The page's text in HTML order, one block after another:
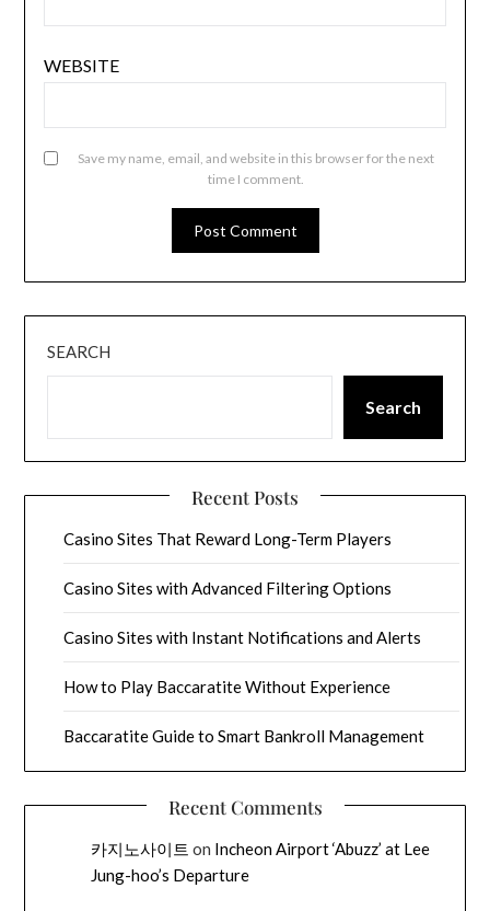
WEBSITE
Save my name, email, and website in this browser for the next
time I comment.
SEARCH
Search
Recent Posts
Casino Sites That Reward Long-Term Players
Casino Sites with Advanced Filtering Options
Casino Sites with Instant Notifications and Alerts
How to Play Baccaratite Without Experience
Baccaratite Guide to Smart Bankroll Management
Recent Comments
카지노사이트 on Incheon Airport ‘Abuzz’ at Lee
Jung-hoo’s Departure